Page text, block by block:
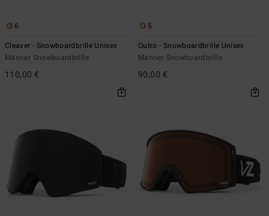
6
Cleaver - Snowboardbrille Unisex
Männer Snowboardbrille
110,00 €
5
Outro - Snowboardbrille Unisex
Männer Snowboardbrille
90,00 €